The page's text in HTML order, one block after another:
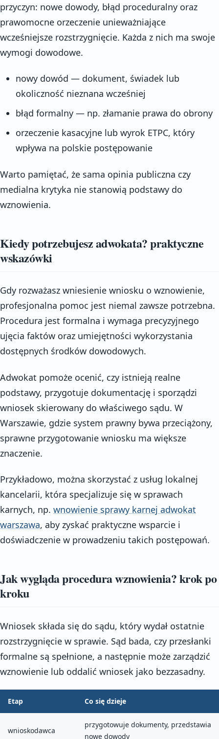
przyczyn: nowe dowody, błąd proceduralny oraz
prawomocne orzeczenie unieważniające
wcześniejsze rozstrzygnięcie. Każda z nich ma swoje
wymogi dowodowe.
nowy dowód — dokument, świadek lub
okoliczność nieznana wcześniej
błąd formalny — np. złamanie prawa do obrony
orzeczenie kasacyjne lub wyrok ETPC, który
wpływa na polskie postępowanie
Warto pamiętać, że sama opinia publiczna czy
medialna krytyka nie stanowią podstawy do
wznowienia.
Kiedy potrzebujesz adwokata? praktyczne
wskazówki
Gdy rozważasz wniesienie wniosku o wznowienie,
profesjonalna pomoc jest niemal zawsze potrzebna.
Procedura jest formalna i wymaga precyzyjnego
ujęcia faktów oraz umiejętności wykorzystania
dostępnych środków dowodowych.
Adwokat pomoże ocenić, czy istnieją realne
podstawy, przygotuje dokumentację i sporządzi
wniosek skierowany do właściwego sądu. W
Warszawie, gdzie system prawny bywa przeciążony,
sprawne przygotowanie wniosku ma większe
znaczenie.
Przykładowo, można skorzystać z usług lokalnej
kancelarii, która specjalizuje się w sprawach
karnych, np. wnowienie sprawy karnej adwokat
warszawa, aby zyskać praktyczne wsparcie i
doświadczenie w prowadzeniu takich postępowań.
Jak wygląda procedura wznowienia? krok po
kroku
Wniosek składa się do sądu, który wydał ostatnie
rozstrzygnięcie w sprawie. Sąd bada, czy przesłanki
formalne są spełnione, a następnie może zarządzić
wznowienie lub oddalić wniosek jako bezzasadny.
Etap Co się dzieje
wnioskodawca
przygotowuje dokumenty, przedstawia
nowe dowody